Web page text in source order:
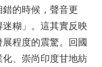
的時候，聲音更
糊」。這其實反映
程度的震驚。回國
、崇尚印度甘地紡